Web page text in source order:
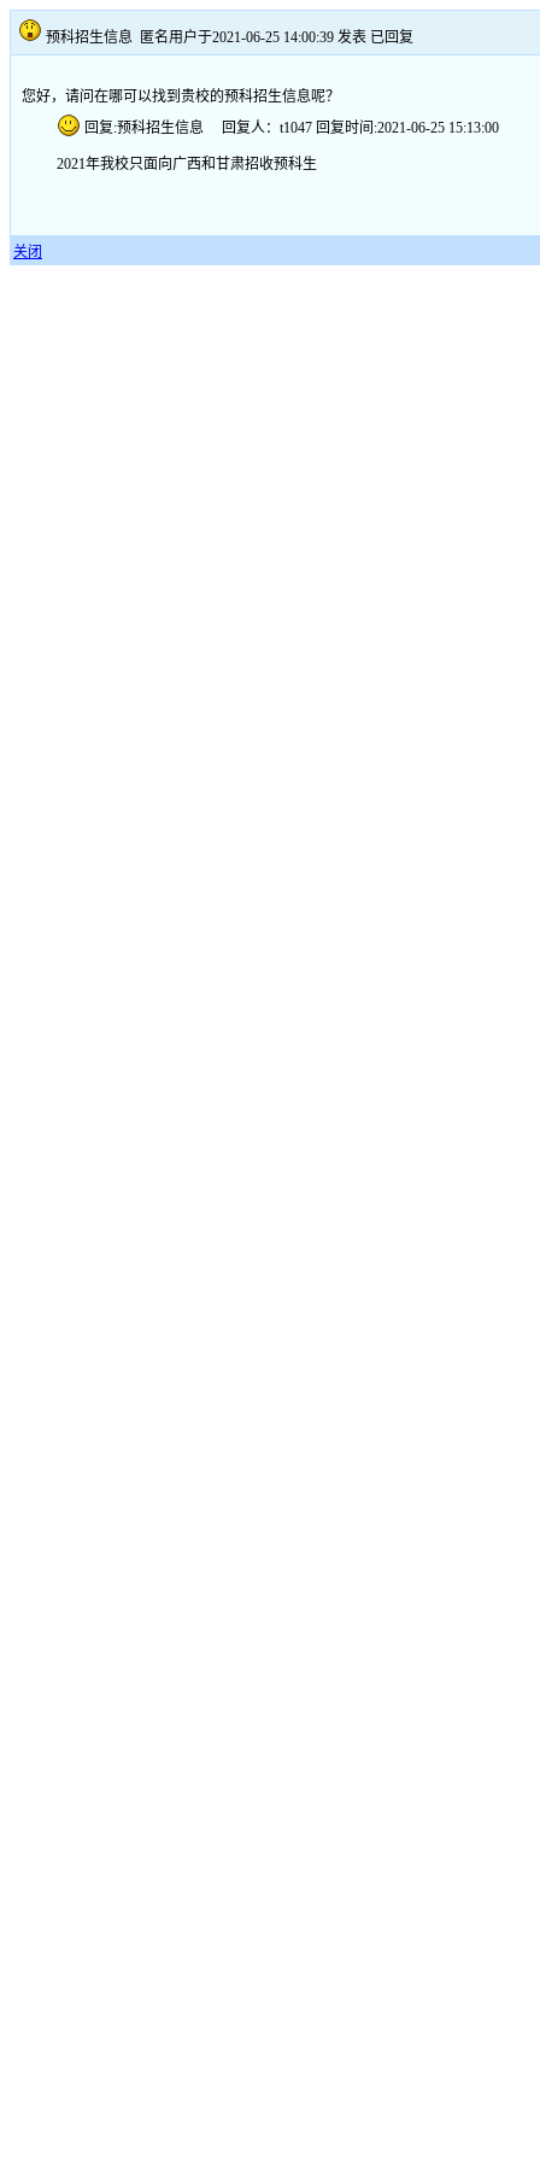
预科招生信息 匿名用户于2021-06-25 14:00:39 发表 已回复
您好，请问在哪可以找到贵校的预科招生信息呢？
回复:预科招生信息 回复人：t1047 回复时间:2021-06-25 15:13:00
2021年我校只面向广西和甘肃招收预科生
关闭